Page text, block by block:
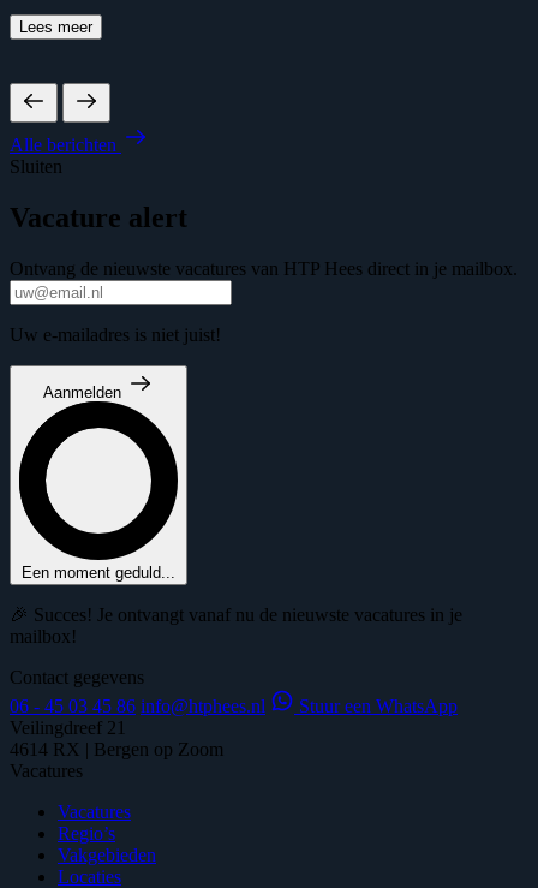
Lees meer
Alle berichten
Sluiten
Vacature alert
Ontvang de nieuwste vacatures van HTP Hees direct in je mailbox.
Uw e-mailadres is niet juist!
Aanmelden
Een moment geduld...
🎉 Succes! Je ontvangt vanaf nu de nieuwste vacatures in je
mailbox!
Contact gegevens
06 - 45 03 45 86 info@htphees.nl
Stuur een WhatsApp
Veilingdreef 21
4614 RX | Bergen op Zoom
Vacatures
Vacatures
Regio’s
Vakgebieden
Locaties